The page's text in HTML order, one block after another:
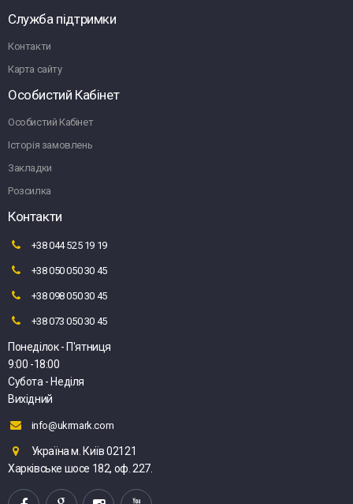
Служба підтримки
Контакти
Карта сайту
Особистий Кабінет
Особистий Кабінет
Історія замовлень
Закладки
Розсилка
Контакти
+38 044 525 19 19
+38 050 050 30 45
+38 098 050 30 45
+38 073 050 30 45
Понеділок - П'ятниця
9:00 -18:00
Субота - Неділя
Вихідний
info@ukrmark.com
Україна м. Київ 02121
Харківське шосе 182, оф. 227.